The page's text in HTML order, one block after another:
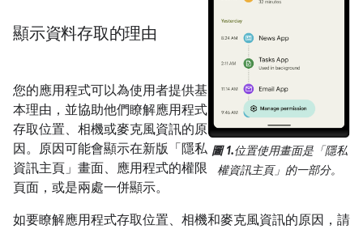
圖 1.位置使用畫面是「隱私
權資訊主頁」的一部分。
顯示資料存取的理由
您的應用程式可以為使用者提供基
本理由，並協助他們瞭解應用程式
存取位置、相機或麥克風資訊的原
因。原因可能會顯示在新版「隱私
資訊主頁」畫面、應用程式的權限
頁面，或是兩處一併顯示。
如要瞭解應用程式存取位置、相機和麥克風資訊的原因，請